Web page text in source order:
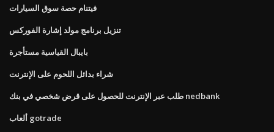
فيتنام حصة سوق السيارات
تنزيل برنامج مولد إشارة الفوركس
بايبال القياسية مستأجرة
شراء بدائل اللحوم على الإنترنت
طلب عبر الإنترنت للحصول على قرض شخصي في بنك nedbank
ألعاب gotrade